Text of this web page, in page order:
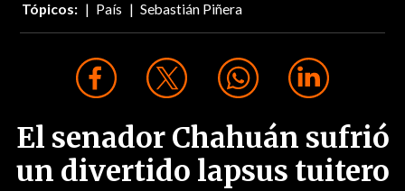
Tópicos: País Sebastián Piñera
El senador Chahuán sufrió
un divertido lapsus tuitero